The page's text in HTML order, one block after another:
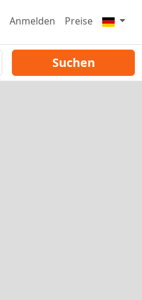
Anmelden Preise
Suchen